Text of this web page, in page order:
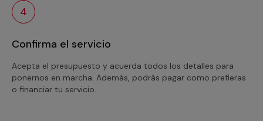
4
Confirma el servicio
Acepta el presupuesto y acuerda todos los detalles para
ponernos en marcha. Además, podrás pagar como prefieras
o financiar tu servicio.